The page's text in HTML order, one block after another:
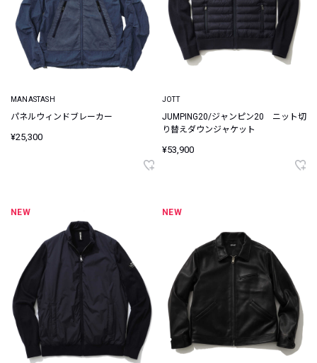
MANASTASH
パネルウィンドブレーカー
¥25,300
JOTT
JUMPING20/ジャンピン20 ニット切
り替えダウンジャケット
¥53,900
NEW NEW